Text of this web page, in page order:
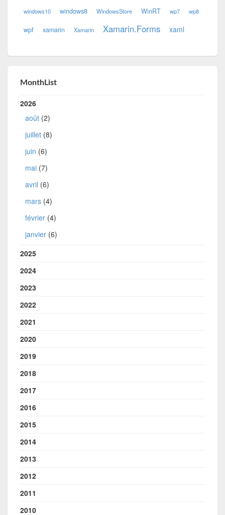
windows10 windows8 WindowsStore WinRT wp7 wp8
wpf xamarin Xamarin Xamarin.Forms xaml
MonthList
2026
août (2)
juillet (8)
juin (6)
mai (7)
avril (6)
mars (4)
février (4)
janvier (6)
2025
2024
2023
2022
2021
2020
2019
2018
2017
2016
2015
2014
2013
2012
2011
2010